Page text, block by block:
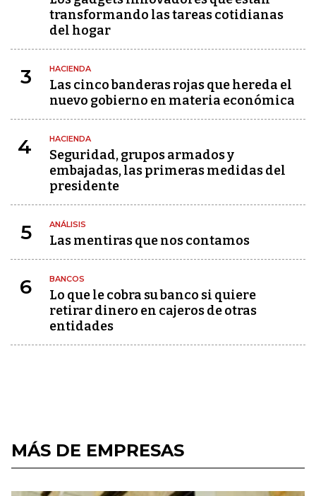
transformando las tareas cotidianas
del hogar
3 HACIENDA
Las cinco banderas rojas que hereda el
nuevo gobierno en materia económica
4 HACIENDA
Seguridad, grupos armados y
embajadas, las primeras medidas del
presidente
5 ANÁLISIS
Las mentiras que nos contamos
6 BANCOS
Lo que le cobra su banco si quiere
retirar dinero en cajeros de otras
entidades
MÁS DE EMPRESAS